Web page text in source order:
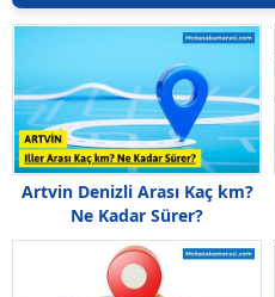
Artvin Denizli Arası Kaç km?
Ne Kadar Sürer?